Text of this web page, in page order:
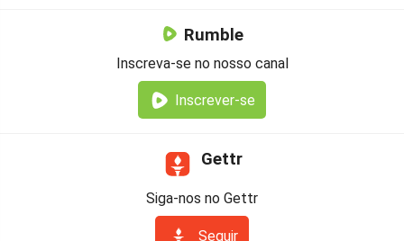
Rumble
Inscreva-se no nosso canal
Inscrever-se
Gettr
Siga-nos no Gettr
Seguir